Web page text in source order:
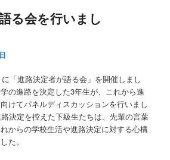
る会を行いまし
「進路決定者が語る会」を開催しまし
の進路を決定した3年生が、これから進
けてパネルディスカッションを行いまし
決定を控えた下級生たちは、先輩の言葉
からの学校生活や進路決定に対する心構
た。